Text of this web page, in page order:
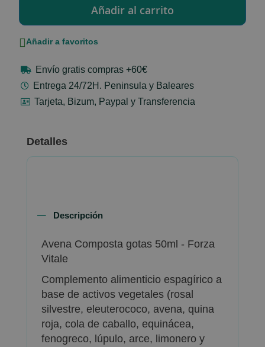
Añadir a favoritos
Envío gratis compras +60€
Entrega 24/72H. Peninsula y Baleares
Tarjeta, Bizum, Paypal y Transferencia
Detalles
Descripción
Avena Composta gotas 50ml - Forza
Vitale
Complemento alimenticio espagírico a
base de activos vegetales (rosal
silvestre, eleuterococo, avena, quina
roja, cola de caballo, equinácea,
fenogreco, lúpulo, arce, limonero y